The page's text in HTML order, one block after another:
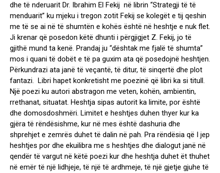
dhe të nderuarit Dr. Ibrahim El Fekij në librin “Strategji të të
menduarit” ku mjeku i tregon zotit Fekij se kolegët e tij qeshin
me të se ai në të shumtën e kohës është në heshtje e nuk flet.
Ji krenar që posedon këtë dhunti i përgjigjet Z. Fekij, jo të
gjithë mund ta kenë. Prandaj ju “dështak me fjalë të shumta”
mos i quani të dobët e të pa guxim ata që posedojnë heshtjen.
Përkundrazi ata janë të veçantë, të ditur, të sinqertë dhe plot
fantazi. Libri hapet konkretisht me poezinë që libri ka si titull.
Një poezi ku autori abstragon me veten, kohën, ambientin,
rrethanat, situatat. Heshtja sipas autorit ka limite, por është
dhe domosdoshmëri. Limitet e heshtjes duhen thyer kur ka
gjëra të rëndësishme, kur në mes është dashuria dhe
shprehjet e zemrës duhet të dalin në pah. Pra rëndësia që I jep
heshtjes por dhe ekuilibra me s heshtjes dhe dialogut janë në
qendër të vargut në këtë poezi kur dhe heshtja duhet ët thuhet
në emër të një lidhjeje, të një të ardhmeje, të një gjetje gjuhe të